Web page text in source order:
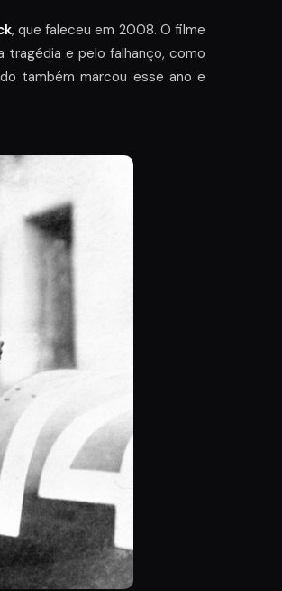
, que faleceu em 2008. O filme
tragédia e pelo falhanço, como
também marcou esse ano e